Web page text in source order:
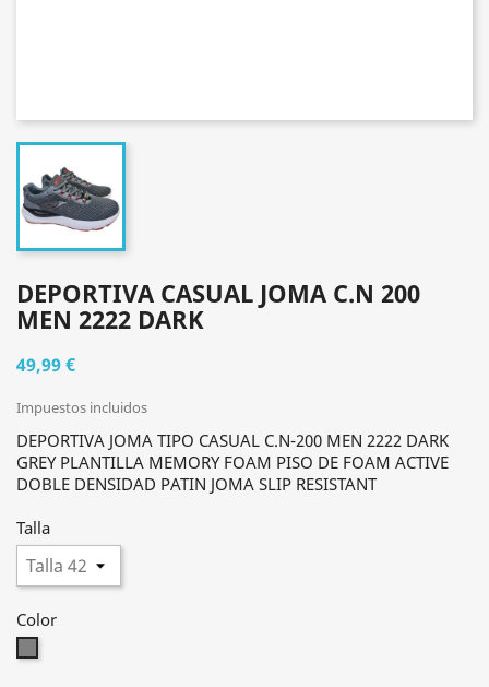
DEPORTIVA CASUAL JOMA C.N 200
MEN 2222 DARK
49,99 €
Impuestos incluidos
DEPORTIVA JOMA TIPO CASUAL C.N-200 MEN 2222 DARK
GREY PLANTILLA MEMORY FOAM PISO DE FOAM ACTIVE
DOBLE DENSIDAD PATIN JOMA SLIP RESISTANT
Talla
Color